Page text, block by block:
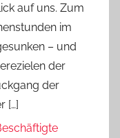
auf uns. Zum
im
– und
der
der
[…]